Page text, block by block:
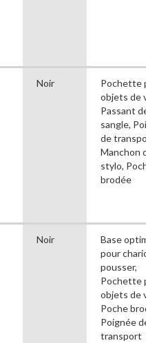
Noir
Pochette
objets de
Passant de
sangle,
de transport,
Manchon de
stylo, Poche
brodée
Noir
Base
pour chariot
pousser,
Pochette
objets de
Poche
Poignée de
transport